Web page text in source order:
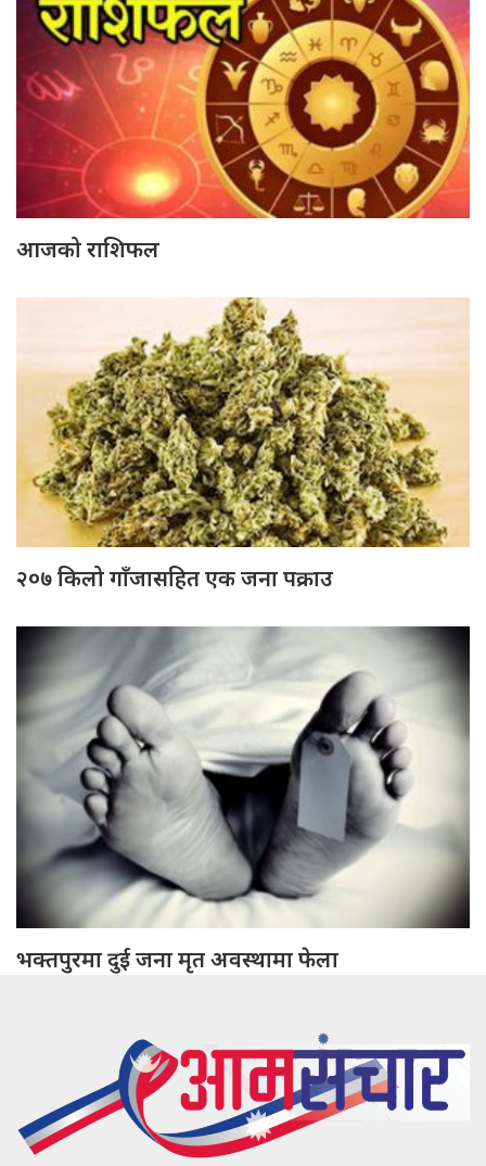
आजको राशिफल
२०७ किलो गाँजासहित एक जना पक्राउ
भक्तपुरमा दुई जना मृत अवस्थामा फेला